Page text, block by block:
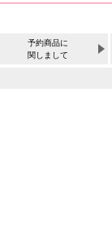
予約商品に
関しまして